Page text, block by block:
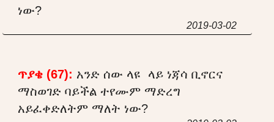
ነው?
2019-03-02
ጥያቄ (67): አንድ ሰው ላዩ ላይ ነጃሳ ቢኖርና
ማስወገድ ባይችል ተየሙም ማድረግ
አይፈቀድለትም ማለት ነው?